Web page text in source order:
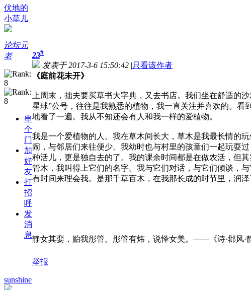
伏地的
小草儿
论坛元
老
串
个
门
加
好
友
打
招
呼
发
消
息
23#
发表于 2017-3-6 15:50:42 |只看该作者
《庭前花未开》
上周末，拙夫要买草书大字典，又去书店。我们坐在舒适的
星球”公号，往往是我熟悉的植物，我一直关注并喜欢的。
地看了一遍。我从不知还会有人和我一样的爱植物。
我是一个爱植物的人。我在草木间长大，草木是我最长情的
闹，与邻居们来往便少。我幼时也与村里的孩童们一起玩耍
种活儿，更是独自去的了。我的课余时间都是在做农活，但
管木，我叫得上它们的名字。我与它们对话，与它们倾谈，
有时间来理会我。是那千草百木，在我那长成的时节里，润
静女其娈，贻我彤管。彤管有炜，说怿女美。——《诗·邶风·
举报
sunshine